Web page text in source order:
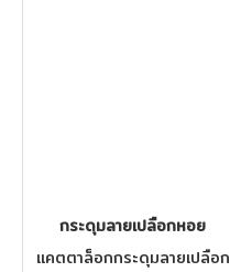
กระดุมลายเปลือกหอย
แคตตาล็อกกระดุมลายเปลือก